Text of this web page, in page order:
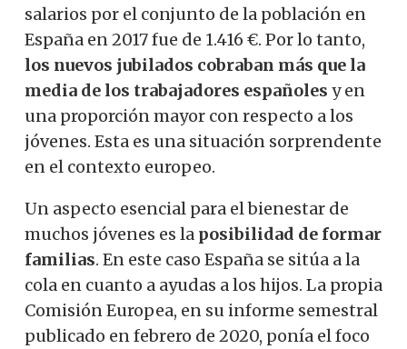
salarios por el conjunto de la población en
España en 2017 fue de 1.416 €. Por lo tanto,
los nuevos jubilados cobraban más que la
media de los trabajadores españoles y en
una proporción mayor con respecto a los
jóvenes. Esta es una situación sorprendente
en el contexto europeo.
Un aspecto esencial para el bienestar de
muchos jóvenes es la posibilidad de formar
familias. En este caso España se sitúa a la
cola en cuanto a ayudas a los hijos. La propia
Comisión Europea, en su informe semestral
publicado en febrero de 2020, ponía el foco